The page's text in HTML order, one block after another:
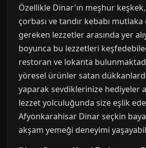
Özellikle Dinar'ın meşhur
çorbası ve tandır kebabı
gereken lezzetler arasında yer
boyunca bu lezzetleri
restoran ve lokanta
yöresel ürünler satan
yaparak sevdiklerinize hediyeler
lezzet yolculuğunda size eşlik
Afyonkarahisar Dinar seçkin
akşam yemeği deneyimi